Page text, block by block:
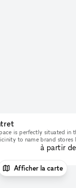
is perfectly situated in
to name brand stores
Other Stories, this space is
à partir de
Afficher la carte